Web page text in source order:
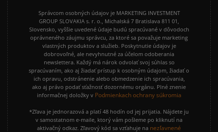
Správcom osobných údajov je MARKETING INVESTMENT
GROUP SLOVAKIA s. r. o., Michalská 7 Bratislava 811 01,
Slovensko, vyššie uvedené údaje budú spracúvané v dôvodoch
oprávneného záujmu správcu, za ktoré sa považuje marketing
vlastných produktov a služieb. Poskytnutie údajov je
dobrovoľné, ale nevyhnutné za účelom odoberania
newslettera. Každý má nárok odvolať svoj súhlas so
spracúvaním, ako aj žiadať prístup k osobným údajom, žiadať o
ich opravu, odstránenie alebo obmedzenie ich spracúvania,
ako aj právo podať sťažnosť dozornému orgánu. Plné znenie
informačnej doložky v Podmienkach ochrany súkromia
*Zľava je jednorazová a platí 48 hodín od jej prijatia. Nájdete ju
v samostatnom e-maile, ktorý vám pošleme po kliknutí na
aktivačný odkaz. Zľavový kód sa vzťahuje na nezľavnené